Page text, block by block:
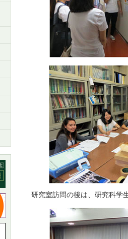
研究室訪問の後は、研究科学